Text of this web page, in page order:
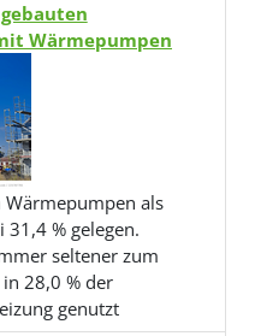
Wärmepumpen
als
% gelegen.
seltener zum
28,0 % der
genutzt